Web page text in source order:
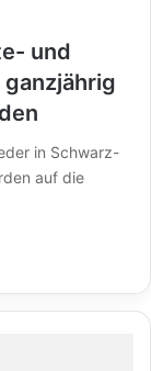
und
in Schwarz-
auf die